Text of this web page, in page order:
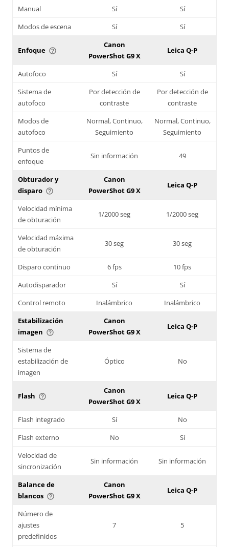
Manual Sí
Sí
Modos de escena
Sí Sí
Enfoque help_outline
Canon
PowerShot G9 X
Leica Q-P
Autofoco Sí
Sí
Sistema de
autofoco
Por detección de
contraste
Por detección de
contraste
Modos de
autofoco
Normal, Continuo,
Seguimiento
Normal, Continuo,
Seguimiento
Puntos de
enfoque
Sin información 49
Obturador y
disparo help_outline
Canon
PowerShot G9 X
Leica Q-P
Velocidad mínima
de obturación
1/2000 seg 1/2000 seg
Velocidad máxima
de obturación
30 seg 30 seg
Disparo continuo 6 fps
10 fps
Autodisparador
Sí
Sí
Control remoto
Inalámbrico
Inalámbrico
Estabilización
imagen help_outline
Canon
PowerShot G9 X
Leica Q-P
Sistema de
estabilización de
imagen
Óptico No
Flash help_outline
Canon
PowerShot G9 X
Leica Q-P
Flash integrado Sí
No
Flash externo
No
Sí
Velocidad de
sincronización
Sin información Sin información
Balance de
blancos help_outline
Canon
PowerShot G9 X
Leica Q-P
Número de
ajustes
predefinidos
7 5